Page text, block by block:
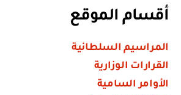
أقسام الموقع
المراسيم السلطانية
القرارات الوزارية
الأوامر السامية